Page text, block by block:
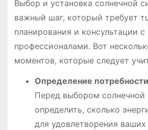
Выбор и установка солнечной
важный шаг, который требует
планирования и консультации с
профессионалами. Вот
моментов, которые следует
Определение потребности
Перед выбором
определить, сколько
для удовлетворения ваших